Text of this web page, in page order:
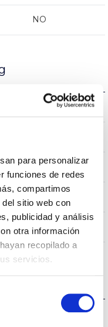
para personalizar
funciones de redes
compartimos
sitio web con
publicidad y análisis
otra información
recopilado a
servicios.
NO
TECHO
3000K-4000K-5700K